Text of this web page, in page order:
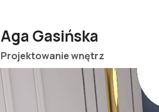
Aga Gasińska
Projektowanie wnętrz